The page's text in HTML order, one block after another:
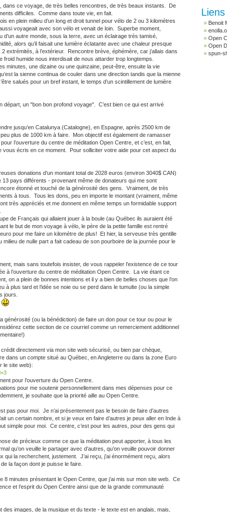
Liens
Benoit
Open
Open
spun-
dans ce voyage, de très belles rencontres, de très beaux instants. De
difficiles. Comme dans toute vie, en fait.
en plein milieu d’un long et droit tunnel pour vélo de 2 ou 3 kilomètres
voyageait avec son vélo et venait de loin. Superbe moment,
d’un autre monde, sous la terre, avec un éclairage très tamisé,
alors qu’il faisait une lumière éclatante avec une chaleur presque
extrémités, à l’extérieur. Rencontre brève, éphémère, car j’allais dans
froid humide nous interdisait de nous attarder trop longtemps.
minutes, une dizaine ou une quinzaine, peut-être, ensuite la vie
la sienne continua de couler dans une direction tandis que la mienne
salués pour un bref instant, le temps d’un scintillement de lumière
départ, un "bon bon profond voyage". C’est bien ce qui est arrivé
jusqu’en Catalunya (Catalogne), en Espagne, après 2500 km de
plus de 1000 km à faire. Mon objectif est également de ramasser
l’ouverture du centre de méditation Open Centre, et c’est, en fait,
vous écris en ce moment. Pour solliciter votre aide pour cet aspect du
donations d’un montant total de 2028 euros (environ 3040$ CAN)
pays différents - provenant même de donateurs qui me sont
étonné et touché de la générosité des gens. Vraiment, de très
à tous. Tous les dons, peu en importe le montant (vraiment, même
très appréciés et me donnent en même temps un formidable support
de Français qui allaient jouer à la boule (au Québec ils auraient été
le but de mon voyage à vélo, le père de la petite famille est rentré
pour me faire un kilomètre de plus! Et hier, la serveuse très gentille
milieu de nulle part a fait cadeau de son pourboire de la journée pour le
mais sans toutefois insister, de vous rappeler l’existence de ce tour
à l’ouverture du centre de méditation Open Centre. La vie étant ce
on a plein de bonnes intentions et il y a bien de belles choses que l’on
à plus tard et l’idée se noie ou se perd dans le tumulte (ou la simple
jours.
générosité (ou la bénédiction) de faire un don pour ce tour ou pour le
cette section de ce courriel comme un remerciement additionnel
directement via mon site web sécurisé, ou bien par chèque,
dans un compte situé au Québec, en Angleterre ou dans la zone Euro
le site web):
pour l’ouverture du Open Centre.
pour me soutenir personnellement dans mes dépenses pour ce
je souhaite que la priorité aille au Open Centre.
pas pour moi. Je n’ai présentement pas le besoin de faire d’autres
un certain nombre, et si je veux en faire d’autres je peux aller en Inde à
simple pour moi. Ce centre, c’est pour les autres, pour des gens qui
de précieux comme ce que la méditation peut apporter, à tous les
qu’on veuille le partager avec d’autres, qu’on veuille pouvoir donner
qui la recherchent, justement. J’ai reçu, j’ai énormément reçu, alors
la façon dont je puisse le faire.
8 minutes présentant le Open Centre, que j’ai mis sur mon site web. Ce
et l’esprit du Open Centre ainsi que de la grande communauté
des images, de la musique et du texte - le texte est en anglais, mais,